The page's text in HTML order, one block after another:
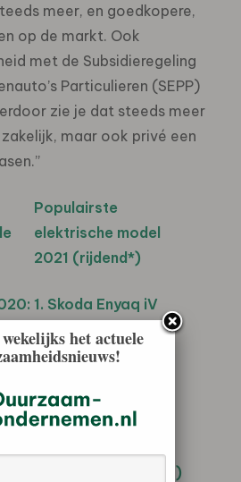
meer, en goedkopere,
op de markt. Ook
met de Subsidieregeling
Particulieren (SEPP)
zie je dat steeds meer
maar ook privé een
Populairste
elektrische model
2021 (rijdend*)
1. Skoda Enyaq iV
(2020: # -)
(2020: # -)
Mach-E (2020: # -)
het actuele